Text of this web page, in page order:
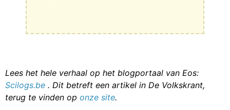
Lees het hele verhaal op het blogportaal van Eos:
Scilogs.be . Dit betreft een artikel in De Volkskrant,
terug te vinden op onze site.